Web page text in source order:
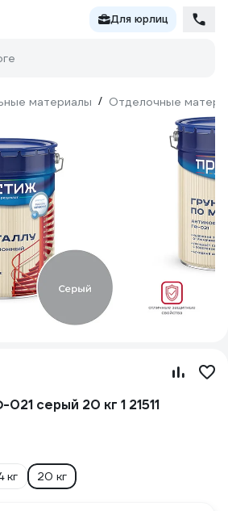
Для юрлиц
материалы / Отделочные
серый 20 кг 1 21511
кг 20 кг